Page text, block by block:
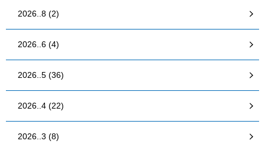
2026..8 (2)
2026..6 (4)
2026..5 (36)
2026..4 (22)
2026..3 (8)